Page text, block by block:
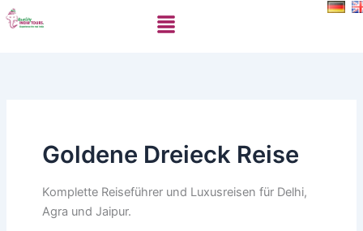
Skip
to
Menu
Goldene Dreieck Reise
Komplette Reiseführer und Luxusreisen für Delhi,
Agra und Jaipur.